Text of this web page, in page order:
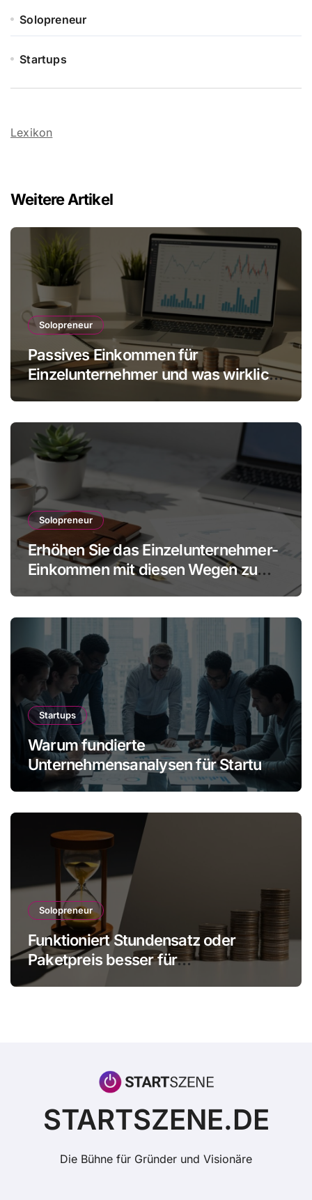
Solopreneur
Startups
Lexikon
Weitere Artikel
Solopreneur
Passives Einkommen für
Einzelunternehmer und was wirklich
Solopreneur
Erhöhen Sie das Einzelunternehmer-
Einkommen mit diesen Wegen zu
mehr Gewinn ohne Mitarbeiter
Startups
Warum fundierte
Unternehmensanalysen für Startups
immer wichtiger werden
Solopreneur
Funktioniert Stundensatz oder
Paketpreis besser für
Einzelunternehmer?
STARTSZENE.DE
Die Bühne für Gründer und Visionäre